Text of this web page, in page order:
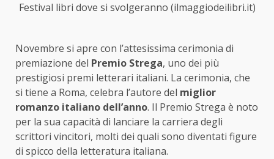
Festival libri dove si svolgeranno (ilmaggiodeilibri.it)
Novembre si apre con l’attesissima cerimonia di
premiazione del Premio Strega, uno dei più
prestigiosi premi letterari italiani. La cerimonia, che
si tiene a Roma, celebra l’autore del miglior
romanzo italiano dell’anno. Il Premio Strega è noto
per la sua capacità di lanciare la carriera degli
scrittori vincitori, molti dei quali sono diventati figure
di spicco della letteratura italiana.